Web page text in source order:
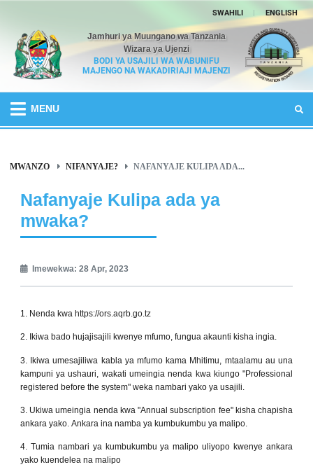
SWAHILI | ENGLISH
Jamhuri ya Muungano wa Tanzania
Wizara ya Ujenzi
BODI YA USAJILI WA WABUNIFU
MAJENGO NA WAKADIRIAJI MAJENZI
MENU
MWANZO NIFANYAJE? NAFANYAJE KULIPA ADA...
Nafanyaje Kulipa ada ya
mwaka?
Imewekwa: 28 Apr, 2023
1. Nenda kwa https://ors.aqrb.go.tz
2. Ikiwa bado hujajisajili kwenye mfumo, fungua akaunti kisha ingia.
3. Ikiwa umesajiliwa kabla ya mfumo kama Mhitimu, mtaalamu au una
kampuni ya ushauri, wakati umeingia nenda kwa kiungo "Professional
registered before the system" weka nambari yako ya usajili.
3. Ukiwa umeingia nenda kwa "Annual subscription fee" kisha chapisha
ankara yako. Ankara ina namba ya kumbukumbu ya malipo.
4. Tumia nambari ya kumbukumbu ya malipo uliyopo kwenye ankara
yako kuendelea na malipo